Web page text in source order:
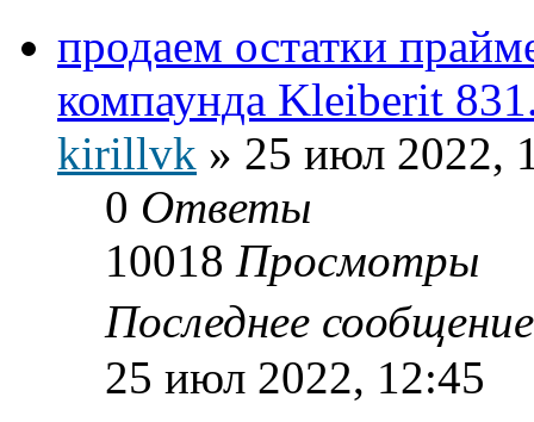
продаем остатки
компаунда Kleiberit
kirillvk » 25 июл 2022,
0 Ответы
10018 Просмотры
Последнее
25 июл 2022, 12:45